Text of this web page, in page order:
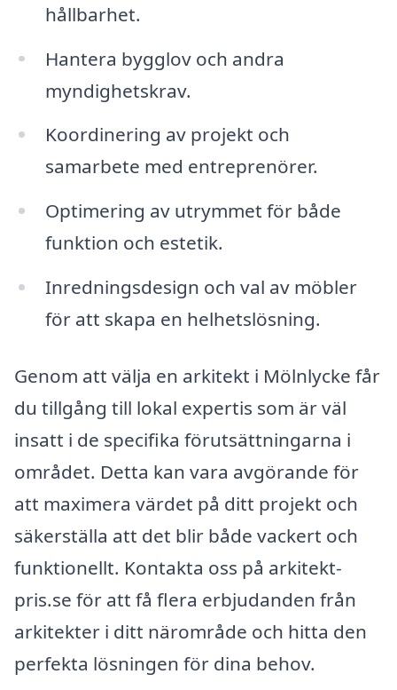
hållbarhet.
Hantera bygglov och andra
myndighetskrav.
Koordinering av projekt och
samarbete med entreprenörer.
Optimering av utrymmet för både
funktion och estetik.
Inredningsdesign och val av möbler
för att skapa en helhetslösning.
Genom att välja en arkitekt i Mölnlycke får
du tillgång till lokal expertis som är väl
insatt i de specifika förutsättningarna i
området. Detta kan vara avgörande för
att maximera värdet på ditt projekt och
säkerställa att det blir både vackert och
funktionellt. Kontakta oss på arkitekt-
pris.se för att få flera erbjudanden från
arkitekter i ditt närområde och hitta den
perfekta lösningen för dina behov.